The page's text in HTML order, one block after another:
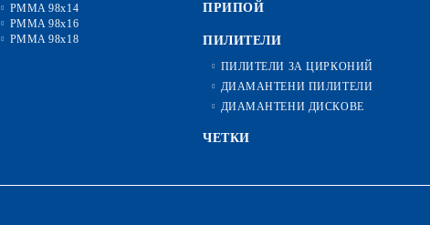
PMMA 98x14
PMMA 98x16
PMMA 98x18
ПРИПОЙ
ПИЛИТЕЛИ
ПИЛИТЕЛИ ЗА ЦИРКОНИЙ
ДИАМАНТЕНИ ПИЛИТЕЛИ
ДИАМАНТЕНИ ДИСКОВЕ
ЧЕТКИ